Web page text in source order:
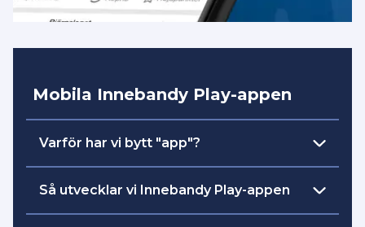
Mobila Innebandy Play-appen
Varför har vi bytt "app"?
Vår intention och målsättning är att
där all streaming och
Så utvecklar vi Innebandy Play-appen